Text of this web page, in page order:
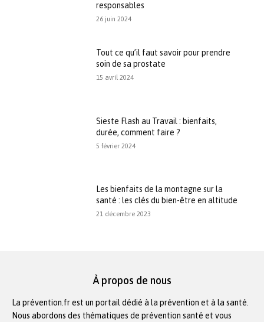
responsables
26 juin 2024
Tout ce qu’il faut savoir pour prendre
soin de sa prostate
15 avril 2024
Sieste Flash au Travail : bienfaits,
durée, comment faire ?
5 février 2024
Les bienfaits de la montagne sur la
santé : les clés du bien-être en altitude
21 décembre 2023
À propos de nous
La prévention.fr est un portail dédié à la prévention et à la santé.
Nous abordons des thématiques de prévention santé et vous